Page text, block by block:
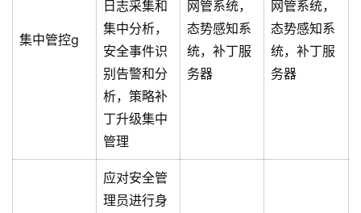
集中管控g
日志采集和
集中分析，
安全事件识
别告警和分
析，策略补
丁升级集中
管理
网管系统，
态势感知系
统，补丁服
务器
网管系统，
态势感知系
统，补丁服
务器
应对安全管
理员进行身